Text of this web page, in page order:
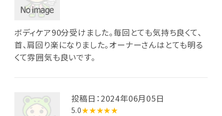
ボディケア90分受けました。毎回とても気持ち良くて、
首、肩回り楽になりました。オーナーさんはとても明る
くて雰囲気も良いです。
投稿日：2024年06月05日
5.0★★★★★